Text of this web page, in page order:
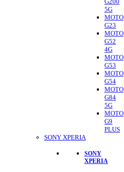
5G
MOTO
G23
MOTO
G52
4G
MOTO
G53
MOTO
G54
MOTO
G84
5G
MOTO
G9
PLUS
SONY XPERIA
SONY
XPERIA